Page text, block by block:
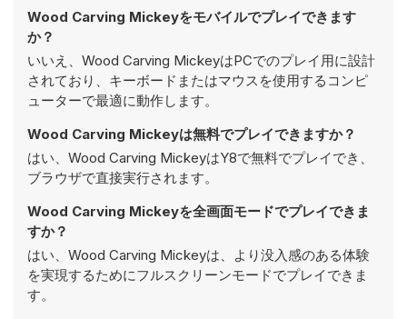
Wood Carving Mickeyをモバイルでプレイできます
か？
いいえ、Wood Carving MickeyはPCでのプレイ用に設計
されており、キーボードまたはマウスを使用するコンピ
ューターで最適に動作します。
Wood Carving Mickeyは無料でプレイできますか？
はい、Wood Carving MickeyはY8で無料でプレイでき、
ブラウザで直接実行されます。
Wood Carving Mickeyを全画面モードでプレイできま
すか？
はい、Wood Carving Mickeyは、より没入感のある体験
を実現するためにフルスクリーンモードでプレイできま
す。